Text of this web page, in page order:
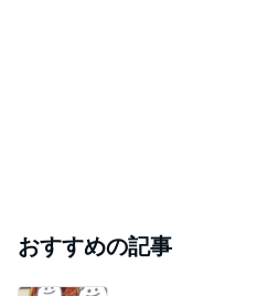
おすすめの記事